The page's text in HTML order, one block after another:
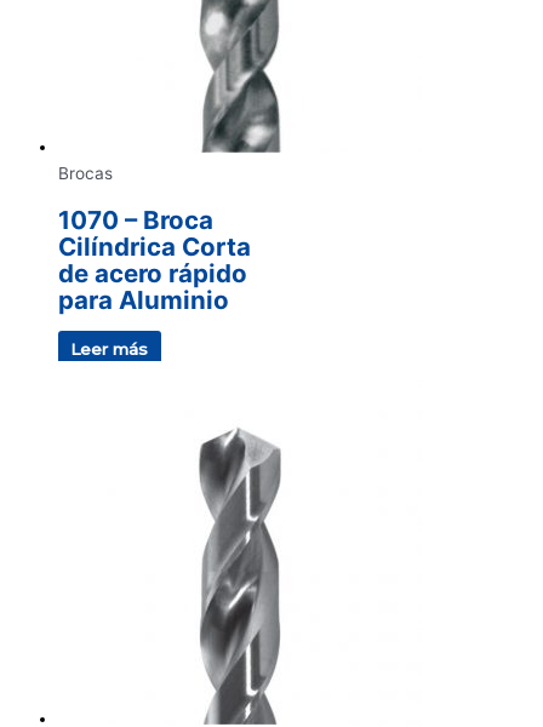
Brocas
1070 – Broca
Cilíndrica Corta
de acero rápido
para Aluminio
Leer más